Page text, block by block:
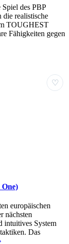
des PBP
realistische
TOUGHEST
Fähigkeiten gegen
♡
europäischen
nächsten
intuitives System
Das